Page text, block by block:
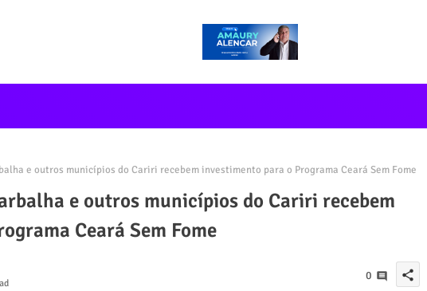
e outros municípios do Cariri recebem investimento para o Programa Ceará Sem Fome
e outros municípios do Cariri recebem
Ceará Sem Fome
0 share